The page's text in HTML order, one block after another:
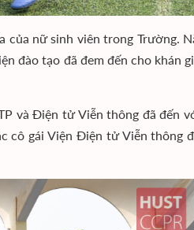
nữ sinh viên trong Trường.
đào tạo đã đem đến cho khán
và Điện tử Viễn thông đã đến
cô gái Viện Điện tử Viễn thông